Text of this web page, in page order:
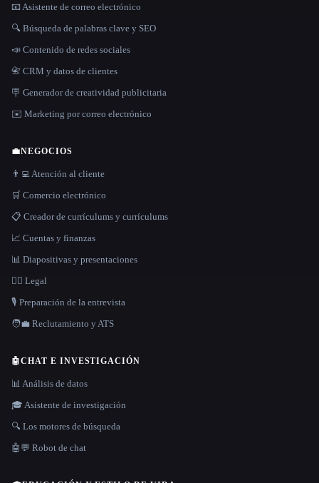
📧 Asistente de correo electrónico
🔍 Búsqueda de palabras clave y SEO
📣 Contenido de redes sociales
📇 CRM y datos de clientes
🪧 Generador de creatividad publicitaria
✉️ Marketing por correo electrónico
💼NEGOCIOS
👨‍💻 Atención al cliente
🛒 Comercio electrónico
📋 Creador de currículums y currículums
📈 Cuentas y finanzas
📊 Diapositivas y presentaciones
👩‍⚖️ Legal
🎙️ Preparación de la entrevista
🧑‍💼 Reclutamiento y ATS
🤖CHAT E INVESTIGACIÓN
📊 Análisis de datos
🎓 Asistente de investigación
🔍 Los motores de búsqueda
🤖💬 Robot de chat